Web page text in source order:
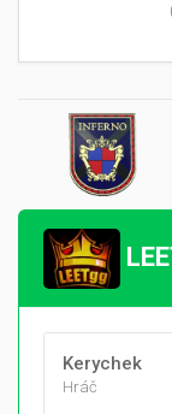
Kerychek
Hráč